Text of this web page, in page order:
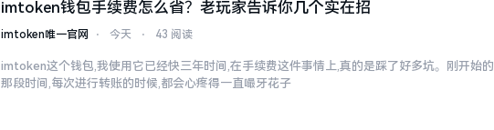
imtoken钱包手续费怎么省？老玩家告诉你几个实在招
imtoken唯一官网 ⋅ 今天 ⋅ 43 阅读
imtoken这个钱包,我使用它已经快三年时间,在手续费这件事情上,真的是踩了好多坑。刚开始的
那段时间,每次进行转账的时候,都会心疼得一直嘬牙花子